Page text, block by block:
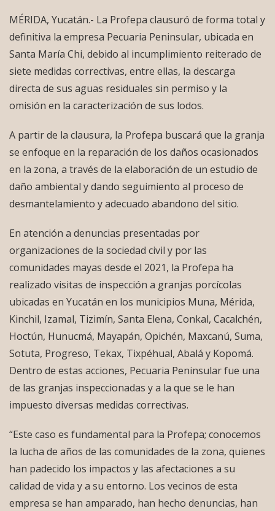
MÉRIDA, Yucatán.- La Profepa clausuró de forma total y
definitiva la empresa Pecuaria Peninsular, ubicada en
Santa María Chi, debido al incumplimiento reiterado de
siete medidas correctivas, entre ellas, la descarga
directa de sus aguas residuales sin permiso y la
omisión en la caracterización de sus lodos.
A partir de la clausura, la Profepa buscará que la granja
se enfoque en la reparación de los daños ocasionados
en la zona, a través de la elaboración de un estudio de
daño ambiental y dando seguimiento al proceso de
desmantelamiento y adecuado abandono del sitio.
En atención a denuncias presentadas por
organizaciones de la sociedad civil y por las
comunidades mayas desde el 2021, la Profepa ha
realizado visitas de inspección a granjas porcícolas
ubicadas en Yucatán en los municipios Muna, Mérida,
Kinchil, Izamal, Tizimín, Santa Elena, Conkal, Cacalchén,
Hoctún, Hunucmá, Mayapán, Opichén, Maxcanú, Suma,
Sotuta, Progreso, Tekax, Tixpéhual, Abalá y Kopomá.
Dentro de estas acciones, Pecuaria Peninsular fue una
de las granjas inspeccionadas y a la que se le han
impuesto diversas medidas correctivas.
“Este caso es fundamental para la Profepa; conocemos
la lucha de años de las comunidades de la zona, quienes
han padecido los impactos y las afectaciones a su
calidad de vida y a su entorno. Los vecinos de esta
empresa se han amparado, han hecho denuncias, han